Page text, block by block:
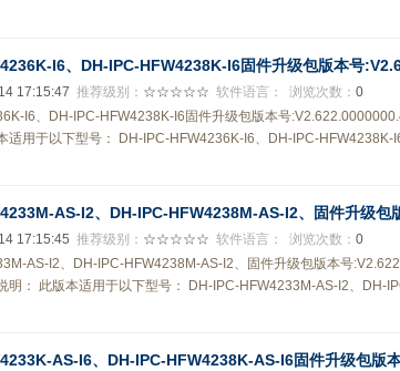
I6、DH-IPC-HFW4238K-I6固件升级包版本号
17:15:47 推荐级别： ☆☆☆☆☆ 软件语言： 浏览次数： 0
I6、DH-IPC-HFW4238K-I6固件升级包版本号
适用于以下型号： DH-IPC-HFW4236K-I6、DH-IPC-HFW4238K-
AS-I2、DH-IPC-HFW4238M-AS-I2、固件升级包
17:15:45 推荐级别： ☆☆☆☆☆ 软件语言： 浏览次数： 0
AS-I2、DH-IPC-HFW4238M-AS-I2、固件升级包版本号
明： 此版本适用于以下型号： DH-IPC-HFW4233M-AS-I2、DH-
AS-I6、DH-IPC-HFW4238K-AS-I6固件升级包版